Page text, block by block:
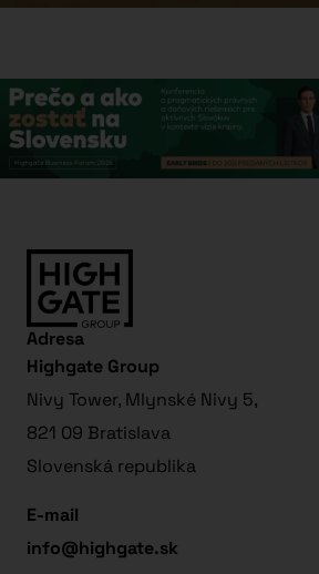
Adresa
Highgate Group
Nivy Tower, Mlynské Nivy 5,
821 09 Bratislava
Slovenská republika
E-mail
info@highgate.sk